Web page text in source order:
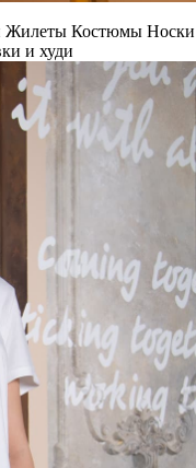
Жилеты Костюмы Носки
и худи